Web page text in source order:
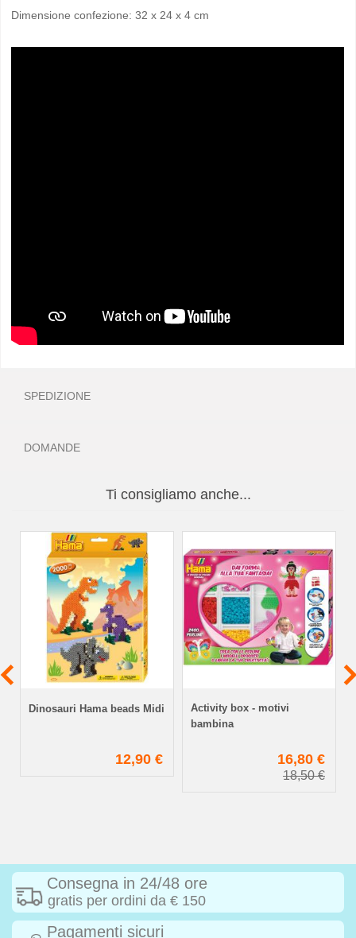
Dimensione confezione: 32 x 24 x 4 cm
SPEDIZIONE
DOMANDE
Ti consigliamo anche...
Dinosauri Hama beads Midi
12,90 €
Activity box - motivi
bambina
16,80 €
18,50 €
Consegna in 24/48 ore
gratis per ordini da € 150
Pagamenti sicuri